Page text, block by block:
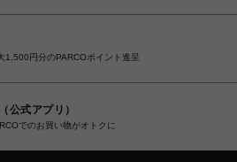
1,500円分のPARCOポイント進呈
公式アプリ）
でのお買い物がオトクに